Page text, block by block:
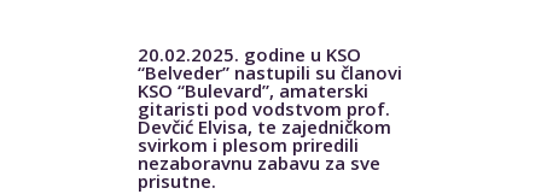
20.02.2025. godine u KSO
“Belveder” nastupili su članovi
KSO “Bulevard”, amaterski
gitaristi pod vodstvom prof.
Devčić Elvisa, te zajedničkom
svirkom i plesom priredili
nezaboravnu zabavu za sve
prisutne.